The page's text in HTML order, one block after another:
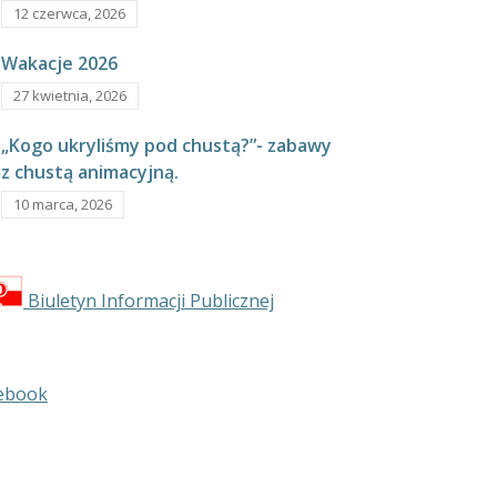
12 czerwca, 2026
Wakacje 2026
27 kwietnia, 2026
„Kogo ukryliśmy pod chustą?”- zabawy
z chustą animacyjną.
10 marca, 2026
Biuletyn Informacji Publicznej